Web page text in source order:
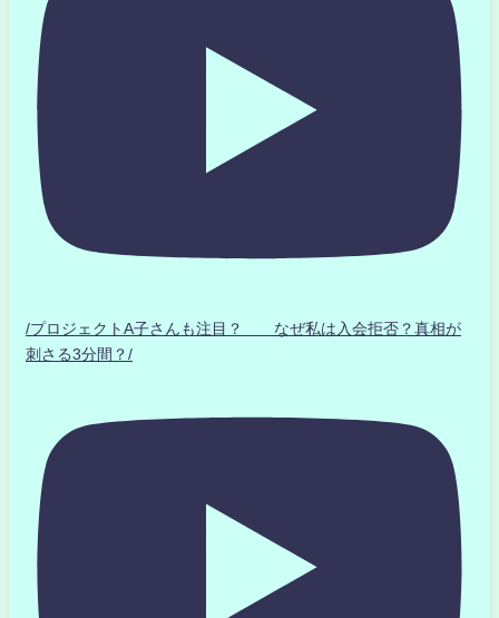
/プロジェクトA子さんも注目？ なぜ私は入会拒否？真相が
刺さる3分間？/